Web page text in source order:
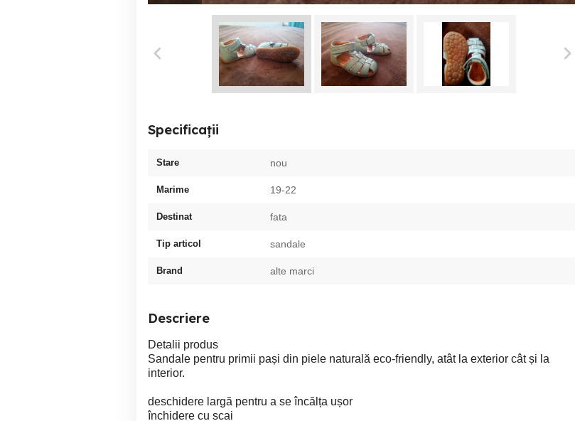
Specificații
Stare nou
Marime 19-22
Destinat fata
Tip articol sandale
Brand alte marci
Descriere
Detalii produs
Sandale pentru primii pași din piele naturală eco-friendly, atât la exterior cât și la
interior.
deschidere largă pentru a se încălța ușor
închidere cu scai